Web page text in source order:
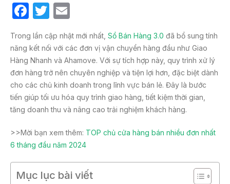
F
a
c
e
b
o
o
k
T
itt
er
ail
Trong lần cập nhật mới nhất, Sổ Bán Hàng 3.0 đã bổ sung tính
năng kết nối với các đơn vị vận chuyển hàng đầu như Giao
Hàng Nhanh và Ahamove. Với sự tích hợp này, quy trình xử lý
đơn hàng trở nên chuyên nghiệp và tiện lợi hơn, đặc biệt dành
cho các chủ kinh doanh trong lĩnh vực bán lẻ. Đây là bước
tiến giúp tối ưu hóa quy trình giao hàng, tiết kiệm thời gian,
tăng doanh thu và nâng cao trải nghiệm khách hàng.
>>Mời bạn xem thêm: TOP chủ cửa hàng bán nhiều đơn nhất
6 tháng đầu năm 2024
Mục lục bài viết